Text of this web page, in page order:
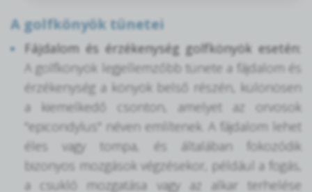
A golfkönyök tünetei
Fájdalom és érzékenység golfkönyök esetén:
A golfkönyök legjellemzőbb tünete a fájdalom és
érzékenység a könyök belső részén, különösen
a kiemelkedő csonton, amelyet az orvosok
"epicondylus" néven említenek. A fájdalom lehet
éles vagy tompa, és általában fokozódik
bizonyos mozgások végzésekor, például a fogás,
a csukló mozgatása vagy az alkar terhelése